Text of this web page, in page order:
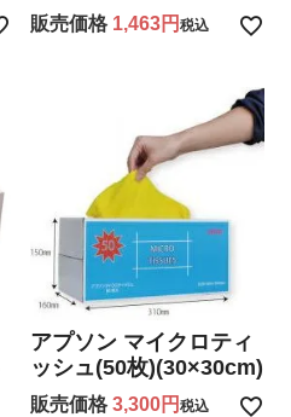
販売価格 1,463 税込
アプソン マイクロティ
ッシュ(50枚)(30×30cm)
販売価格 3,300 税込